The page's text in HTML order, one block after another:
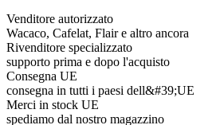
Venditore autorizzato
Wacaco, Cafelat, Flair e altro ancora
Rivenditore specializzato
supporto prima e dopo l'acquisto
Consegna UE
consegna in tutti i paesi dell&#39;UE
Merci in stock UE
spediamo dal nostro magazzino